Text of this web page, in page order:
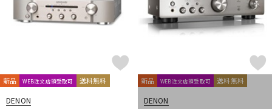
新品 WEB注文店頭受取可 送料無料
DENON
新品 WEB注文店頭受取可 送料無料
DENON